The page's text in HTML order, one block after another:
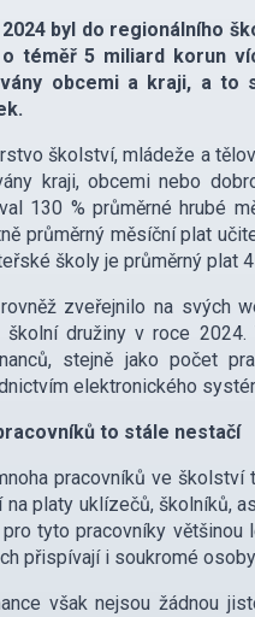
byl do regionálního
téměř 5 miliard korun
obcemi a kraji, a to
školství, mládeže a
kraji, obcemi nebo
130 % průměrné hrubé
průměrný měsíční plat
školy je průměrný plat
zveřejnilo na svých
družiny v roce
stejně jako počet
elektronického
to stále nestačí
pracovníků ve
platy uklízečů, školníků,
tyto pracovníky
přispívají i soukromé
však nejsou žádnou